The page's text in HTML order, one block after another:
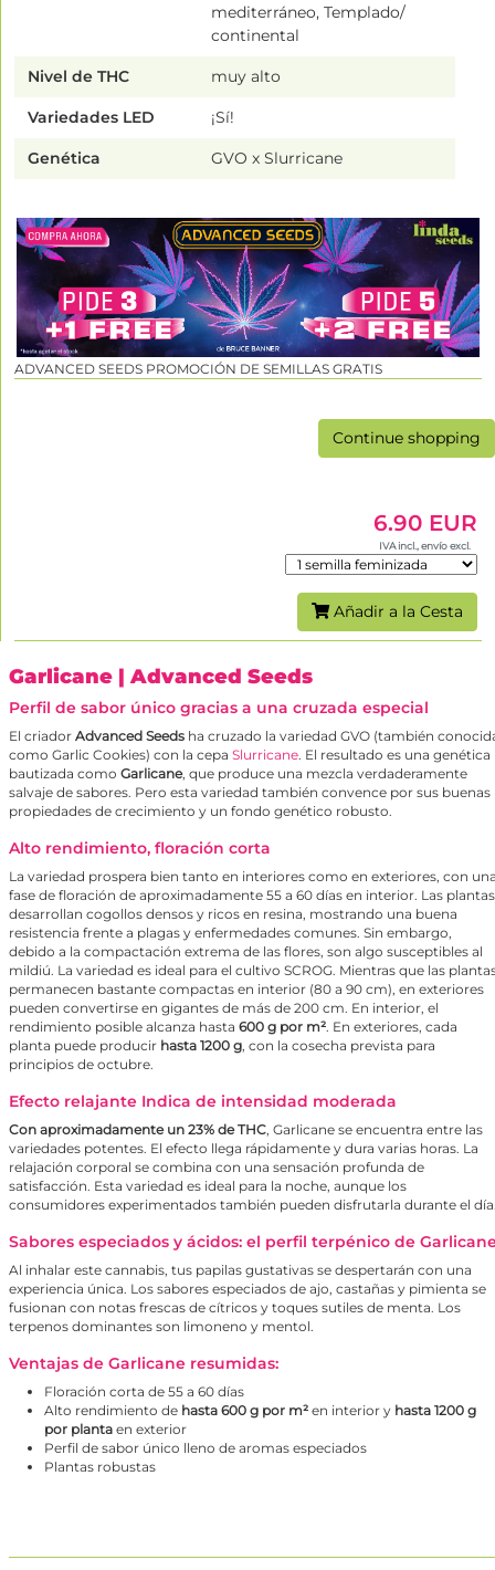
mediterráneo, Templado/
continental
Nivel de THC muy alto
Variedades LED ¡Sí!
Genética GVO x Slurricane
ADVANCED SEEDS PROMOCIÓN DE SEMILLAS GRATIS
Continue shopping
6.90 EUR
IVA incl., envío excl.
Añadir a la Cesta
Garlicane | Advanced Seeds
Perfil de sabor único gracias a una cruzada especial
El criador Advanced Seeds ha cruzado la variedad GVO (también
como Garlic Cookies) con la cepa Slurricane. El resultado es una genética
bautizada como Garlicane, que produce una mezcla verdaderamente
salvaje de sabores. Pero esta variedad también convence por sus buenas
propiedades de crecimiento y un fondo genético robusto.
Alto rendimiento, floración corta
La variedad prospera bien tanto en interiores como en exteriores, con
fase de floración de aproximadamente 55 a 60 días en interior. Las plantas
desarrollan cogollos densos y ricos en resina, mostrando una buena
resistencia frente a plagas y enfermedades comunes. Sin embargo,
debido a la compactación extrema de las flores, son algo susceptibles al
mildiú. La variedad es ideal para el cultivo SCROG. Mientras que las
permanecen bastante compactas en interior (80 a 90 cm), en exteriores
pueden convertirse en gigantes de más de 200 cm. En interior, el
rendimiento posible alcanza hasta 600 g por m². En exteriores, cada
planta puede producir hasta 1200 g, con la cosecha prevista para
principios de octubre.
Efecto relajante Indica de intensidad moderada
Con aproximadamente un 23% de THC, Garlicane se encuentra entre las
variedades potentes. El efecto llega rápidamente y dura varias horas. La
relajación corporal se combina con una sensación profunda de
satisfacción. Esta variedad es ideal para la noche, aunque los
consumidores experimentados también pueden disfrutarla durante el
Sabores especiados y ácidos: el perfil terpénico de
Al inhalar este cannabis, tus papilas gustativas se despertarán con una
experiencia única. Los sabores especiados de ajo, castañas y pimienta se
fusionan con notas frescas de cítricos y toques sutiles de menta. Los
terpenos dominantes son limoneno y mentol.
Ventajas de Garlicane resumidas:
Floración corta de 55 a 60 días
Alto rendimiento de hasta 600 g por m² en interior y hasta 1200 g
por planta en exterior
Perfil de sabor único lleno de aromas especiados
Plantas robustas